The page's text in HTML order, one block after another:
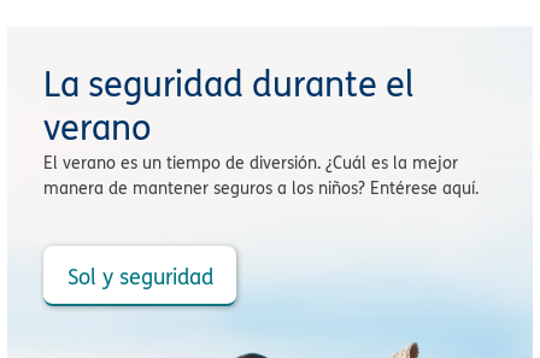
La seguridad durante el
verano
El verano es un tiempo de diversión. ¿Cuál es la mejor
manera de mantener seguros a los niños? Entérese aquí.
Sol y seguridad